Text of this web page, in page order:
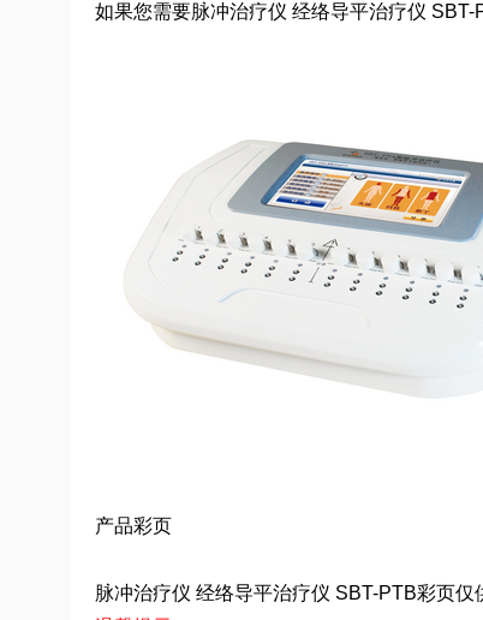
如果您需要脉冲治疗仪 经络导平治疗仪
产品彩页
脉冲治疗仪 经络导平治疗仪 SBT-PTB彩页